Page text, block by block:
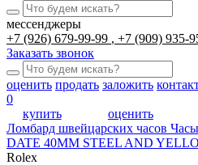
мессенджеры
+7 (926) 679-99-99
+7 (909) 935-
Заказать звонок
оценить продать заложить
0
купить
оценить
Ломбард швейцарских часов
DATE 40MM STEEL AND
Rolex